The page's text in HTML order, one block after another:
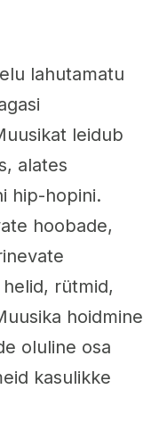
lahutamatu
leidub
alates
hip-hopini.
hoobade,
rütmid,
hoidmine
oluline osa
kasulikke